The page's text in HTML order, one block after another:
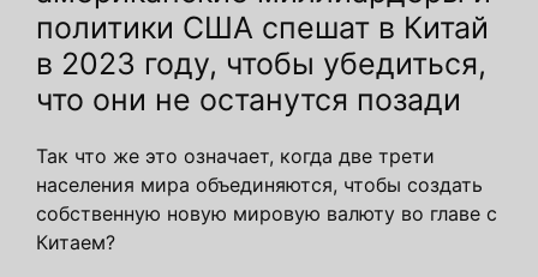
политики США спешат в Китай
в 2023 году, чтобы убедиться,
что они не останутся позади
Так что же это означает, когда две трети
населения мира объединяются, чтобы создать
собственную новую мировую валюту во главе с
Китаем?